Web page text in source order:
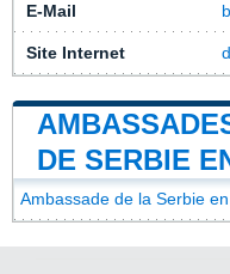
E-Mail
Site Internet
DE SERBIE
Ambassade de la Serbie